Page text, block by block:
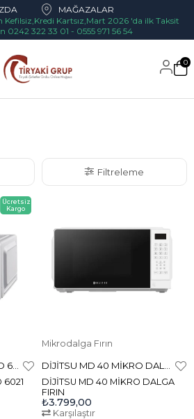
MAĞAZALAR
Kefilsiz,Kredi Kartsız,Mart 2026 'da ilk Taksit
0242 322 33 01 - 0555 971 56 54
0
Filtreleme
6021
Ücretsiz
Kargo
Mikrodalga Fırın
DİJİTSU MD 40 MİKRO DALGA
FIRIN
₺3.799,00
Karşılaştır